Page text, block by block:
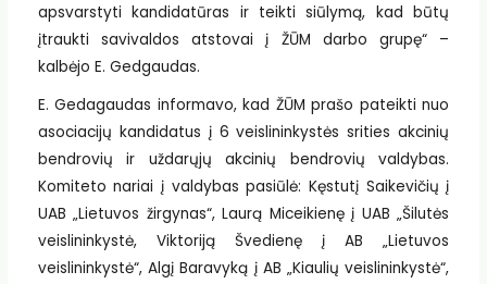
apsvarstyti kandidatūras ir teikti siūlymą, kad būtų
įtraukti savivaldos atstovai į ŽŪM darbo grupę“ –
kalbėjo E. Gedgaudas.
E. Gedagaudas informavo, kad ŽŪM prašo pateikti nuo
asociacijų kandidatus į 6 veislininkystės srities akcinių
bendrovių ir uždarųjų akcinių bendrovių valdybas.
Komiteto nariai į valdybas pasiūlė: Kęstutį Saikevičių į
UAB „Lietuvos žirgynas“, Laurą Miceikienę į UAB „Šilutės
veislininkystė, Viktoriją Švedienę į AB „Lietuvos
veislininkystė“, Algį Baravyką į AB „Kiaulių veislininkystė“,